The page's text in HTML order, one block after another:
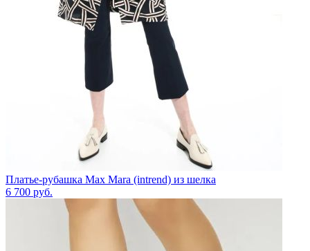
Платье-рубашка Max Mara (intrend) из шелка
6 700 руб.